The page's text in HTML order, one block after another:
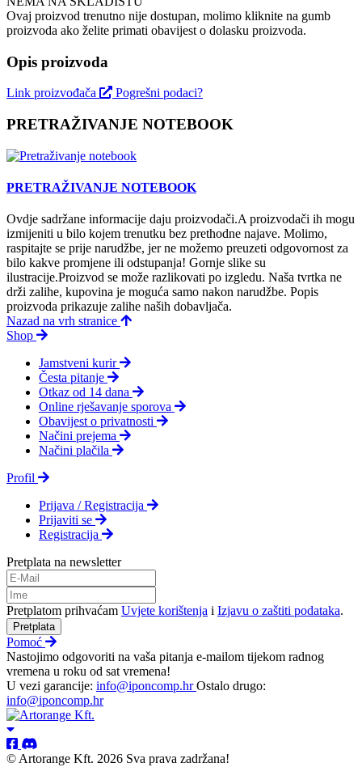
Ovaj proizvod trenutno nije dostupan, molimo kliknite na gumb
proizvoda ako želite primati obavijest o dolasku proizvoda.
Opis proizvoda
Link proizvođača Pogrešni podaci?
PRETRAŽIVANJE NOTEBOOK
PRETRAŽIVANJE NOTEBOOK
Ovdje sadržane informacije daju proizvodači.A proizvodači ih mogu
izmijeniti u bilo kojem trenutku bez prethodne najave. Molimo,
raspitajte se prije narudžbe, jer ne možemo preuzeti odgovornost za
bilo kakve promjene ili odstupanja! Gornje slike su
ilustracije.Proizvod se može razlikovati po izgledu. Naša tvrtka ne
drži zalihe, kupovina je moguća samo nakon narudžbe. Popis
proizvoda prikazuje zalihe naših dobavljača.
Nazad na vrh stranice
Shop
Jamstveni kurir
Česta pitanje
Otkaz od 14 dana
Online rješavanje sporova
Obavijest o privatnosti
Načini prejema
Načini plačila
Profil
Prijava / Registracija
Prijaviti se
Registracija
Pretplata na newsletter
Pretplatom prihvaćam Uvjete korištenja i Izjavu o zaštiti podataka.
Pretplata
Pomoć
Nastojimo odgovoriti na vaša pitanja e-mailom tijekom radnog
vremena u roku od sat vremena!
U vezi garancije: info@iponcomp.hrOstalo drugo:
info@iponcomp.hr
© Artorange Kft. 2026 Sva prava zadržana!